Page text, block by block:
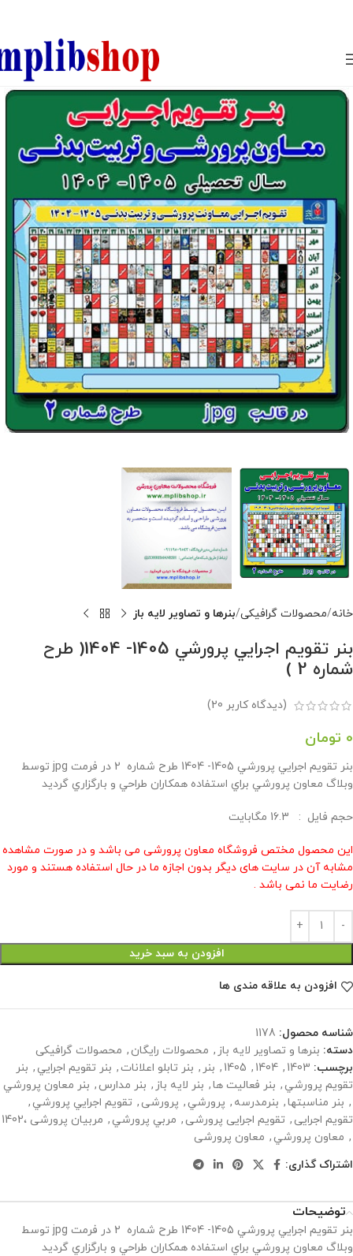
خانه محصولات گرافیکی بنرها و تصاویر لایه باز
بنر تقويم اجرايي پرورشي 1405- 1404( طرح
شماره 2 )
(دیدگاه کاربر 20
)
0 تومان
بنر تقويم اجرايي پرورشي 1405- 1404 طرح شماره 2 در فرمت jpg توسط
وبلاگ معاون پرورشي براي استفاده همكاران طراحي و بارگزاري گرديد
حجم فايل : 16.3 مگابايت
این محصول مختص فروشگاه معاون پرورشی می باشد و در صورت مشاهده
مشابه آن در سایت های دیگر بدون اجازه ما در حال استفاده هستند و مورد
رضایت ما نمی باشد .
افزودن به سبد خرید
افزودن به علاقه مندی ها
شناسه محصول: 1178
دسته: بنرها و تصاویر لایه باز , محصولات رایگان , محصولات گرافیکی
برچسب: 1403
,
1404
,
1405
, بنر , بنر تابلو اعلانات , بنر تقويم اجرايي , بنر
تقويم پرورشي , بنر فعاليت ها, بنر لايه باز , بنر مدارس , بنر معاون پرورشي
, بنر مناسبتها, بنرمدرسه , پرورشي , پرورشی , تقويم اجرايي پرورشي ,
تقویم اجرایی , تقویم اجرایی پرورشی , مربي پرورشي , مربیان پرورشی ،1402
, معاون پرورشي , معاون پرورشی
اشتراک گذاری:
توضیحات
بنر تقويم اجرايي پرورشي 1405- 1404 طرح شماره 2 در فرمت jpg توسط
وبلاگ معاون پرورشي براي استفاده همكاران طراحي و بارگزاري گرديد